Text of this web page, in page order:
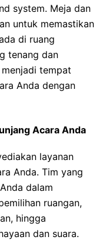
system. Meja dan
untuk memastikan
di ruang
tenang dan
tempat
Anda dengan
Acara Anda
layanan
Anda. Tim yang
dalam
ruangan,
hingga
dan suara.